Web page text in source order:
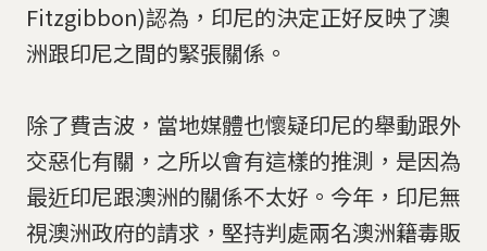
Fitzgibbon)認為，印尼的決定正好反映了澳
洲跟印尼之間的緊張關係。
除了費吉波，當地媒體也懷疑印尼的舉動跟外
交惡化有關，之所以會有這樣的推測，是因為
最近印尼跟澳洲的關係不太好。今年，印尼無
視澳洲政府的請求，堅持判處兩名澳洲籍毒販